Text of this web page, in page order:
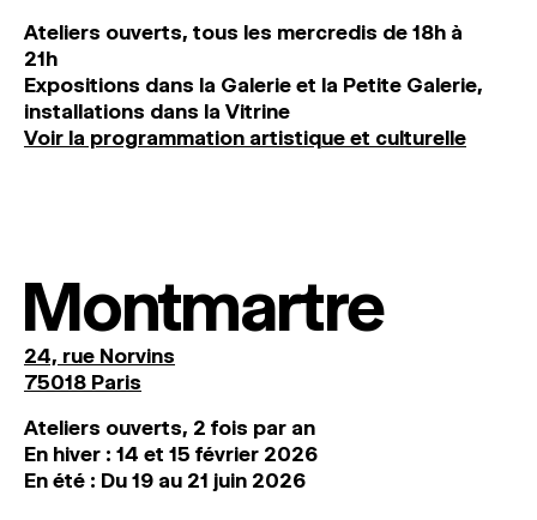
Ateliers ouverts, tous les mercredis de 18h à
21h
Expositions dans la Galerie et la Petite Galerie,
installations dans la Vitrine
Voir la programmation artistique et culturelle
Montmartre
24, rue Norvins
75018 Paris
Ateliers ouverts, 2 fois par an
En hiver : 14 et 15 février 2026
En été : Du 19 au 21 juin 2026